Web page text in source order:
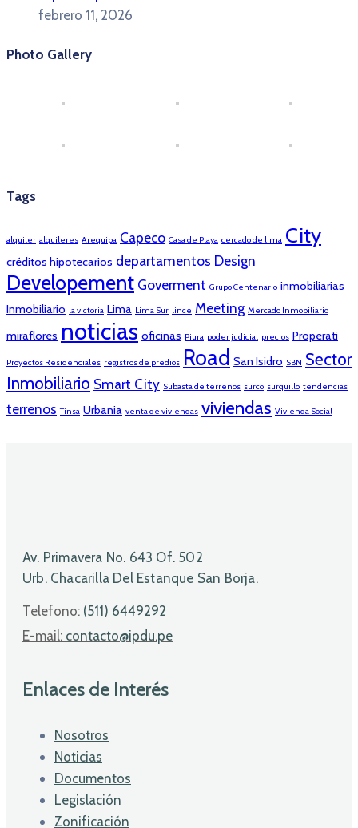
febrero 11, 2026
Photo Gallery
Tags
alquiler alquileres Arequipa Capeco Casa de Playa cercado de lima City
créditos hipotecarios departamentos Design
Developement Goverment Grupo Centenario inmobiliarias
Inmobiliario la victoria Lima Lima Sur lince Meeting Mercado Inmobiliario
miraflores noticias oficinas Piura poder judicial precios Properati
Proyectos Residenciales registros de predios Road San Isidro SBN Sector
Inmobiliario Smart City Subasta de terrenos surco surquillo tendencias
terrenos Tinsa Urbania venta de viviendas viviendas Vivienda Social
Av. Primavera No. 643 Of. 502
Urb. Chacarilla Del Estanque San Borja.
Telefono: (511) 6449292
E-mail: contacto@ipdu.pe
Enlaces de Interés
Nosotros
Noticias
Documentos
Legislación
Zonificación